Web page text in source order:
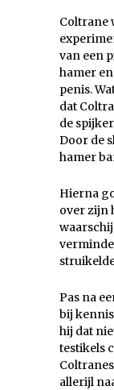
Coltrane
van een
hamer
penis.
dat
de
Door de
hamer
Hierna
over zijn
Pas na
bij
hij dat
testikels
allerijl